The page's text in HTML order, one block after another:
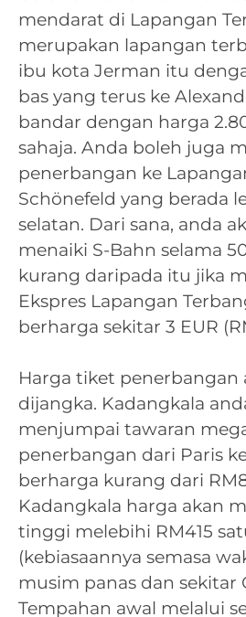
mendarat di Lapangan
merupakan lapangan
ibu kota Jerman itu
bas yang terus ke
bandar dengan harga
sahaja. Anda boleh juga
penerbangan ke
Schönefeld yang berada
selatan. Dari sana, anda
menaiki S-Bahn selama
kurang daripada itu jika
Ekspres Lapangan
berharga sekitar 3 EUR
Harga tiket penerbangan
dijangka. Kadangkala
menjumpai tawaran
penerbangan dari Paris
berharga kurang dari
Kadangkala harga akan
tinggi melebihi RM415
(kebiasaannya semasa
musim panas dan sekitar
Tempahan awal melalui